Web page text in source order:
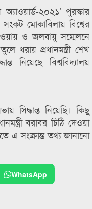
২০২১’ পুরস্কার
মোকাবিলায় বিশ্বের
ও জলবায়ু সম্মেলনে
ধরায় প্রধানমন্ত্রী শেখ
নিয়েছে বিশ্ববিদ্যালয়
সিদ্ধান্ত নিয়েছি। কিছু
বরাবর চিঠি দেওয়া
এ সংক্রান্ত তথ্য জানানো
WhatsApp